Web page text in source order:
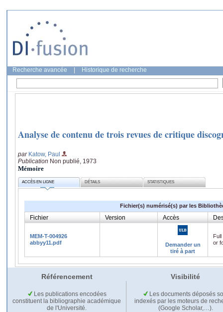
Recherche avancée Historique de recherche
Analyse de contenu de trois revues de critique
par Katow, Paul
Publication Non publié, 1973
Mémoire
ACCÈS EN LIGNE DÉTAILS STATISTIQUES
Fichier(s) numérisé(s) par les
Fichier Version Accès
MEM-T-004926
abbyy11.pdf
Demander un
tiré à part
or
Référencement Visibilité
Les publications encodées
constituent la bibliographie académique
de l'Université.
Les documents déposés
indexés par les moteurs de
(Google Scholar,…).